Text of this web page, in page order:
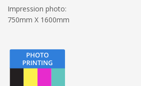
Impression photo:
750mm X 1600mm